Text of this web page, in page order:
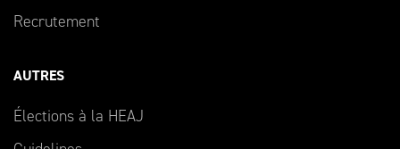
Recrutement
AUTRES
Élections à la HEAJ